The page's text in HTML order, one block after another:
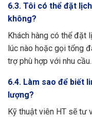
6.3. Tôi có thể đặt
không?
Khách hàng có thể đặt
lúc nào hoặc gọi tổng
trợ phù hợp với nhu cầu.
6.4. Làm sao để biết
lượng?
Kỹ thuật viên HT sẽ tư